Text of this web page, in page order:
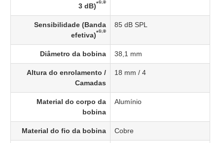
3 dB)*①,②
Sensibilidade (Banda
efetiva)*①,②
85 dB SPL
Diâmetro da bobina 38,1 mm
Altura do enrolamento /
Camadas
18 mm / 4
Material do corpo da
bobina
Alumínio
Material do fio da bobina Cobre